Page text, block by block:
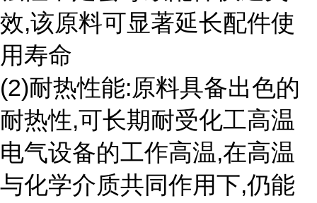
效,该原料可显著延长配件使
用寿命
(2)耐热性能:原料具备出色的
耐热性,可长期耐受化工高温
电气设备的工作高温,在高温
与化学介质共同作用下,仍能